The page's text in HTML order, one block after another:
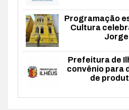
Programação
Cultura
Jorge
Prefeitura de
convênio para
de